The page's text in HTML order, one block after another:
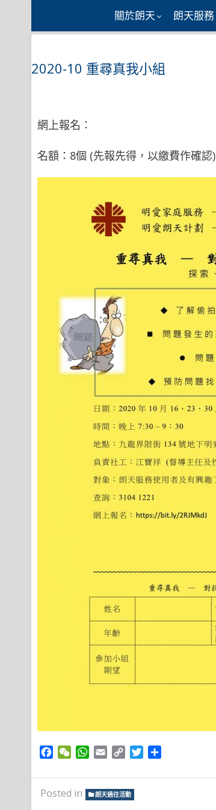
關於朗天 朗天服務
2020-10 重尋真我小組
網上報名：
名額：8個 (先報先得，以繳費作確認)
Facebook
WeChatWhatsApp
Email Copy
Twitter
Posted in 朗天過往活動